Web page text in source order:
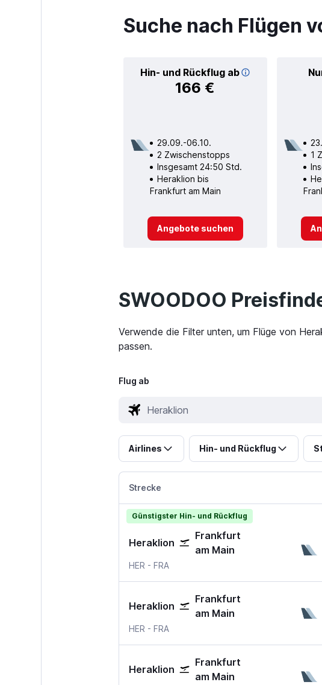
Suche nach Flügen
Hin- und Rückflug ab
166 €
29.09.-06.10.
2 Zwischenstopps
Insgesamt 24:50 Std.
Heraklion bis
Frankfurt am Main
Angebote suchen
1
SWOODOO
Verwende die Filter unten, um Flüge von
passen.
Flug ab
Airlines Hin- und Rückflug
Strecke
Günstigster Hin- und Rückflug
Heraklion
Frankfurt
am Main
HER Heraklion
- FRA
Heraklion
Frankfurt
am Main
HER Heraklion
- FRA
Heraklion
Frankfurt
am Main